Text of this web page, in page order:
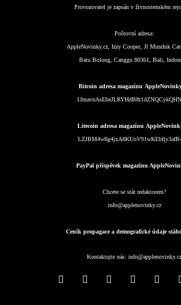
Provozovatel je zapsán v živnostenském
Poštovní adresa:
AppleNovinky.cz, Izzy Cooper, Jl Munduk
Batu Bolong, Canggu 80361, Bali,
Bitcoin adresa magazínu
Litecoin adresa magazínu
PayPal příspěvek magazínu
Chcete se stát redaktorem?
info@applenovinky.cz
Ceník propagace a demografické údaje
Kontaktujte nás: info@applenovinky.cz